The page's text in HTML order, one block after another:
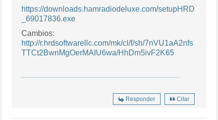
https://downloads.hamradiodeluxe.com/setupHRD
_69017836.exe
Cambios:
http://r.hrdsoftwarellc.com/mk/cl/f/sh/7nVU1aA2nfs
TTCt2BwnMgOerMAIU6wa/HhDm5ivF2K65
Responder Citar